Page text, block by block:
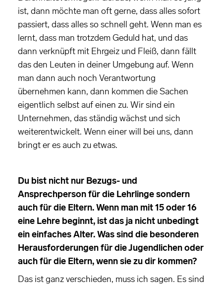
ist, dann möchte man oft gerne, dass alles sofort
passiert, dass alles so schnell geht. Wenn man es
lernt, dass man trotzdem Geduld hat, und das
dann verknüpft mit Ehrgeiz und Fleiß, dann fällt
das den Leuten in deiner Umgebung auf. Wenn
man dann auch noch Verantwortung
übernehmen kann, dann kommen die Sachen
eigentlich selbst auf einen zu. Wir sind ein
Unternehmen, das ständig wächst und sich
weiterentwickelt. Wenn einer will bei uns, dann
bringt er es auch zu etwas.
Du bist nicht nur Bezugs- und
Ansprechperson für die Lehrlinge sondern
auch für die Eltern. Wenn man mit 15 oder 16
eine Lehre beginnt, ist das ja nicht unbedingt
ein einfaches Alter. Was sind die besonderen
Herausforderungen für die Jugendlichen oder
auch für die Eltern, wenn sie zu dir kommen?
Das ist ganz verschieden, muss ich sagen. Es sind